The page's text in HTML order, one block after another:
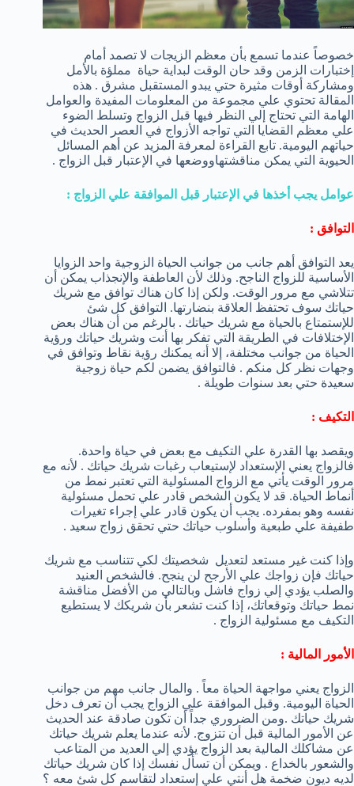
خصوصاً عندما تسمع بأن معظم الزيجات لا تصمد أمام
إختبارات الزمن وقد حان الوقت لبداية حياة مملؤة بالأمل
ومشاركة أوقات مثيرة حتي يبدو المستقبل مشرق . هذه
المقالة تحتوي علي مجموعة من المعلومات المفيدة والعوامل
الهامة التي تحتاج إلي النظر فيها قبل الزواج وتسلط الضوء
علي معظم القضايا التي تواجه الأزواج في العصر الحديث في
حياتهم اليومية. تابع القراءة لمعرفة المزيد عن أهم المسائل
الحيوية التي يمكن مناقشتهاووضعها في الإعتبار قبل الزواج .
عوامل يجب أخذها في الإعتبار قبل الموافقة علي الزواج :
التوافق :
يعد التوافق أهم جانب من جوانب الحياة الزوجية واحد الزوايا
الأساسية للزواج الناجح. وذلك لأن العاطفة والإنجذاب يمكن أن
تتلاشي مع مرور الوقت. ولكن إذا كان هناك توافق مع شريك
حياتك سوف تحتفظ العلاقة بنضارتها. التوافق كل شئ
للإستمتاع بالحياة مع شريك حياتك . بالرغم من أن هناك بعض
الإختلافات في الطريقة التي تفكر بها أنت وشريك حياتك ورؤية
الحياة من جوانب مختلفة، إلا أنه يمكنك رؤية نقاط وتوافق في
وجهات نظر كل منكم . فالتوافق يضمن لكم حياة زوجية
سعيدة حتي بعد سنوات طويلة .
التكيف :
ويقصد بها القدرة علي التكيف مع بعض في حياة واحدة.
فالزواج يعني الإستعداد لإستيعاب رغبات شريك حياتك . لأنه مع
مرور الوقت يأتي مع الزواج المسئولية التي تعتبر نمط من
أنماط الحياة. قد لا يكون الشخص قادر علي تحمل مسئولية
نفسه وهو بمفرده. يجب أن يكون قادر علي إجراء تغيرات
طفيفة علي طبعية وأسلوب حياتك حتي تحقق زواج سعيد .
وإذا كنت غير مستعد لتعديل شخصيتك لكي تتناسب مع شريك
حياتك فإن زواجك علي الأرجح لن ينجح. فالشخص العنيد
والصلب يؤدي إلي زواج فاشل وبالتالي من الأفضل مناقشة
نمط حياتك وتوقعاتك، إذا كنت تشعر بأن شريكك لا يستطيع
التكيف مع مسئولية الزواج .
الأمور المالية :
الزواج يعني مواجهة الحياة معاً . والمال جانب مهم من جوانب
الحياة اليومية. وقبل الموافقة علي الزواج يجب أن تعرف دخل
شريك حياتك .ومن الضروري جداً أن تكون صادقة عند الحديث
عن الأمور المالية قبل أن تتزوج. لأنه عندما يعلم شريك حياتك
عن مشاكلك المالية بعد الزواج يؤدي إلي العديد من المتاعب
والشعور بالخداع . ويمكن أن تسأل نفسك إذا كان شريك حياتك
لديه ديون ضخمة هل أنتي علي إستعداد لتقاسم كل شئ معه ؟